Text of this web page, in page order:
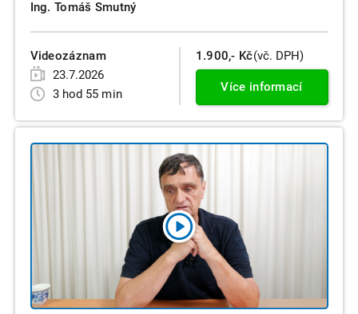
Ing. Tomáš Smutný
Videozáznam
23.7.2026
3 hod 55 min
1.900,- Kč(vč. DPH)
Více informací